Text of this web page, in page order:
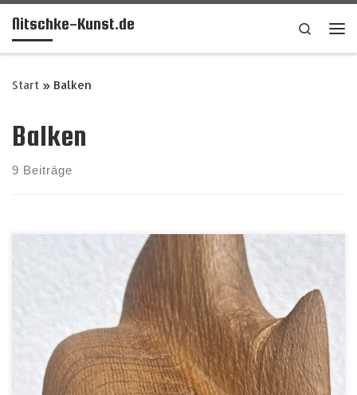
Zum Inhalt springen
Nitschke-Kunst.de
Search
Start » Balken
Balken
9 Beiträge